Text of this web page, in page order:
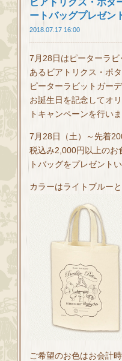
ートバッグプレゼン
2018.07.17 16:00
7月28日はピーターラ
あるビアトリクス・ポ
ピーターラビットガー
お誕生日を記念してオ
トキャンペーンを行いま
7月28日（土）～先着
税込み2,000円以上のお
トバッグをプレゼント
カラーはライトブルー
ご希望のお色はお会計